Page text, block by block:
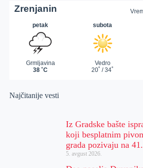
Najčitanije vesti
Iz Gradske bašte
koji besplatnim
grada pozivaju na
5. avgust 2026.